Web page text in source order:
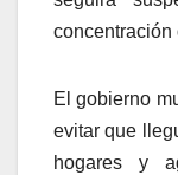
concentración
El gobierno
evitar que
hogares y